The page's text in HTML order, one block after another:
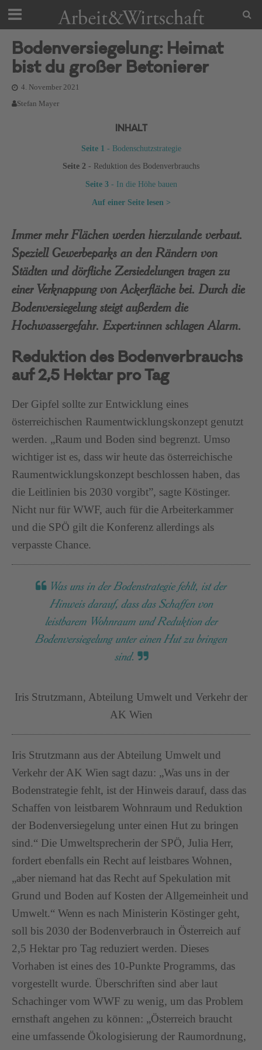
Bodenversiegelung: Heimat
bist du großer Betonierer
4. November 2021
Stefan Mayer
INHALT
Seite 1 - Bodenschutzstrategie
Seite 2 - Reduktion des Bodenverbrauchs
Seite 3- In die Höhe bauen
Auf einer Seite lesen >
Immer mehr Flächen werden hierzulande verbaut.
Speziell Gewerbeparks an den Rändern von
Städten und dörfliche Zersiedelungen tragen zu
einer Verknappung von Ackerfläche bei. Durch die
Bodenversiegelung steigt außerdem die
Hochwassergefahr. Expert:innen schlagen Alarm.
Reduktion des Bodenverbrauchs
auf 2,5 Hektar pro Tag
Der Gipfel sollte zur Entwicklung eines
österreichischen Raumentwicklungskonzept genutzt
werden. „Raum und Boden sind begrenzt. Umso
wichtiger ist es, dass wir heute das österreichische
Raumentwicklungskonzept beschlossen haben, das
die Leitlinien bis 2030 vorgibt”, sagte Köstinger.
Nicht nur für WWF, auch für die Arbeiterkammer
und die SPÖ gilt die Konferenz allerdings als
verpasste Chance.
Was uns in der Bodenstrategie fehlt, ist der
Hinweis darauf, dass das Schaffen von
leistbarem Wohnraum und Reduktion der
Bodenversiegelung unter einen Hut zu bringen
sind.
Iris Strutzmann, Abteilung Umwelt und Verkehr der
AK Wien
Iris Strutzmann aus der Abteilung Umwelt und
Verkehr der AK Wien sagt dazu: „Was uns in der
Bodenstrategie fehlt, ist der Hinweis darauf, dass das
Schaffen von leistbarem Wohnraum und Reduktion
der Bodenversiegelung unter einen Hut zu bringen
sind.“ Die Umweltsprecherin der SPÖ, Julia Herr,
fordert ebenfalls ein Recht auf leistbares Wohnen,
„aber niemand hat das Recht auf Spekulation mit
Grund und Boden auf Kosten der Allgemeinheit und
Umwelt.“ Wenn es nach Ministerin Köstinger geht,
soll bis 2030 der Bodenverbrauch in Österreich auf
2,5 Hektar pro Tag reduziert werden. Dieses
Vorhaben ist eines des 10-Punkte Programms, das
vorgestellt wurde. Überschriften sind aber laut
Schachinger vom WWF zu wenig, um das Problem
ernsthaft angehen zu können: „Österreich braucht
eine umfassende Ökologisierung der Raumordnung,